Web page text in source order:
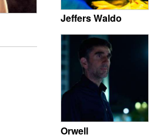
Jeffers Waldo
Orwell